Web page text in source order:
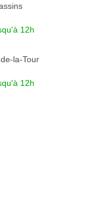
12h
la-Tour
12h